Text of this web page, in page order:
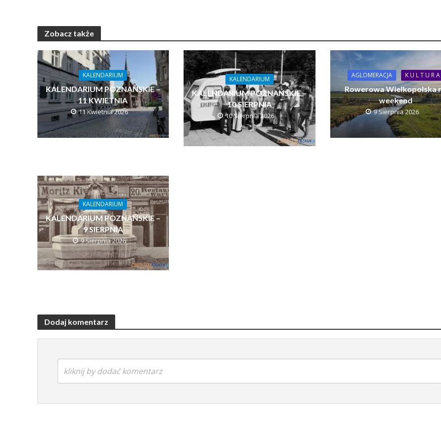
Zobacz także
KALENDARIUM
KALENDARIUM POZNAŃSKIE –
11 KWIETNIA
11 Kwietnia 2026
KALENDARIUM
KALENDARIUM POZNAŃSKIE –
10 SIERPNIA
10 Sierpnia 2026
AGLOMERACJA K U L T U R A
Rowerowa Wielkopolska
weekend
9 Sierpnia 2026
KALENDARIUM
KALENDARIUM POZNAŃSKIE –
9 SIERPNIA
9 Sierpnia 2026
Dodaj komentarz
kliknij by dodać komentarz